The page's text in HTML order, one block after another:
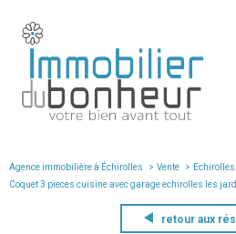
Agence immobilière à Échirolles Vente Echirolles
coquet 3 pieces cuisine avec garage echirolles les
retour aux